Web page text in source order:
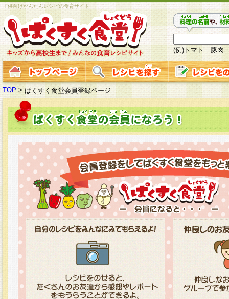
子供向けかんたんレシピの食育サイト
(例)トマト 豚肉
TOP > ぱくすく食堂会員登録ページ